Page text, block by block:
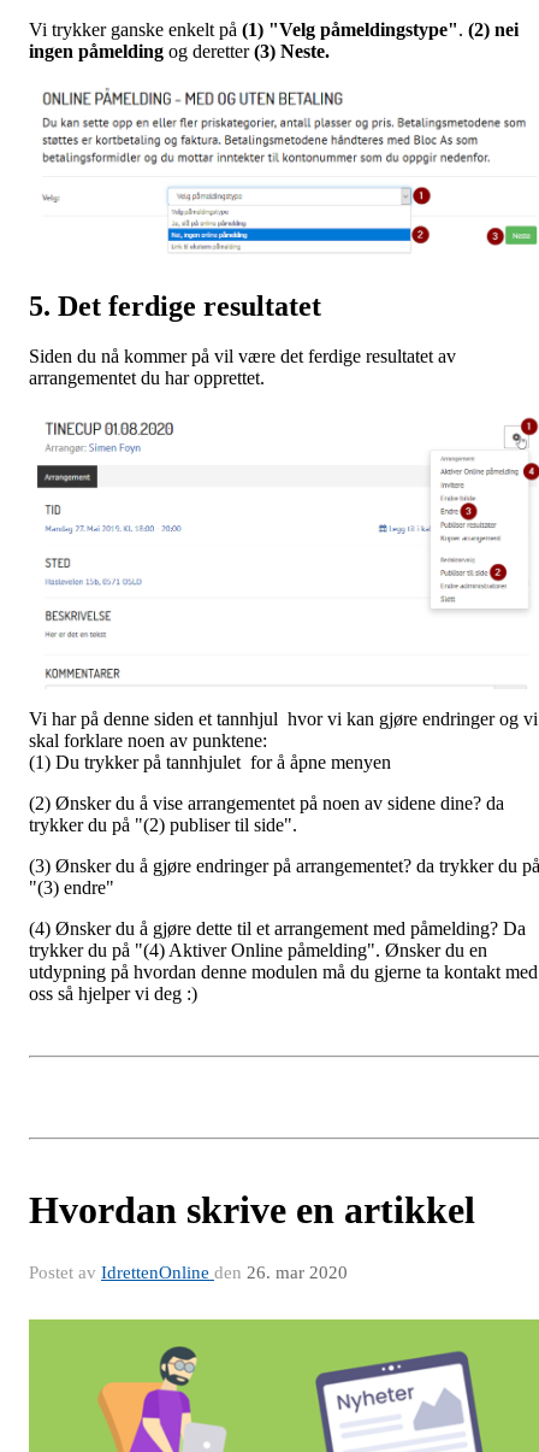
Vi trykker ganske enkelt på (1) "Velg påmeldingstype". (2) nei
ingen påmelding og deretter(3) Neste.
5. Det ferdige resultatet
Siden du nå kommer på vil være det ferdige resultatet av
arrangementet du har opprettet.
Vi har på denne siden et tannhjul hvor vi kan gjøre endringer og vi
skal forklare noen av punktene:
(1) Du trykker på tannhjulet for å åpne menyen
(2) Ønsker du å vise arrangementet på noen av sidene dine? da
trykker du på "(2) publiser til side".
(3) Ønsker du å gjøre endringer på arrangementet? da trykker du på
"(3) endre"
(4) Ønsker du å gjøre dette til et arrangement med påmelding? Da
trykker du på "(4) Aktiver Online påmelding". Ønsker du en
utdypning på hvordan denne modulen må du gjerne ta kontakt med
oss så hjelper vi deg :)
Hvordan skrive en artikkel
Postet av IdrettenOnline den 26. mar 2020